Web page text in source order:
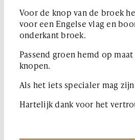
Voor de knop van de broek
voor een Engelse vlag en
onderkant broek.
Passend groen hemd op
knopen.
Als het iets specialer mag
Hartelijk dank voor het